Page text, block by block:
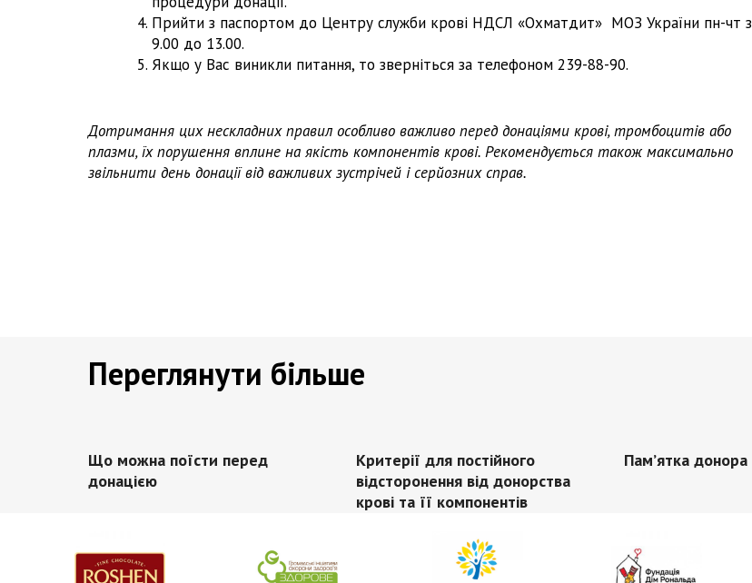
Прийти з паспортом до Центру служби крові НДСЛ «Охматдит» МОЗ України пн-чт з
9.00 до 13.00.
Якщо у Вас виникли питання, то зверніться за телефоном 239-88-90.
Дотримання цих нескладних правил особливо важливо перед донаціями крові, тромбоцитів або
плазми, їх порушення вплине на якість компонентів крові. Рекомендується також максимально
звільнити день донації від важливих зустрічей і серйозних справ.
Переглянути більше
Що можна поїсти перед
донацією
Критерії для постійного
відсторонення від донорства
крові та її компонентів
Пам’ятка донора